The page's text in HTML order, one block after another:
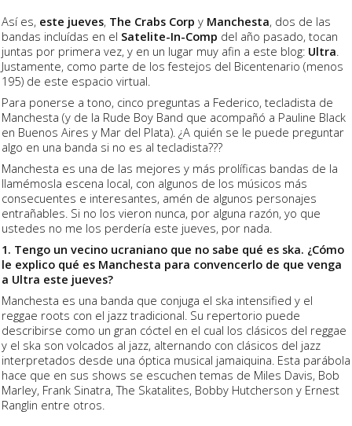
Así es, este jueves, The Crabs Corp y Manchesta, dos de las
bandas incluídas en el Satelite-In-Comp del año pasado, tocan
juntas por primera vez, y en un lugar muy afin a este blog: Ultra
Justamente, como parte de los festejos del Bicentenario (menos
195) de este espacio virtual.
Para ponerse a tono, cinco preguntas a Federico, tecladista de
Manchesta (y de la Rude Boy Band que acompañó a Pauline Black
en Buenos Aires y Mar del Plata). ¿A quién se le puede preguntar
algo en una banda si no es al tecladista???
Manchesta es una de las mejores y más prolíficas bandas de la
llamémosla escena local, con algunos de los músicos más
consecuentes e interesantes, amén de algunos personajes
entrañables. Si no los vieron nunca, por alguna razón, yo que
ustedes no me los perdería este jueves, por nada.
1. Tengo un vecino ucraniano que no sabe qué es ska. ¿Cómo
le explico qué es Manchesta para convencerlo de que venga
a Ultra este jueves?
Manchesta es una banda que conjuga el ska intensified y el
reggae roots con el jazz tradicional. Su repertorio puede
describirse como un gran cóctel en el cual los clásicos del reggae
y el ska son volcados al jazz, alternando con clásicos del jazz
interpretados desde una óptica musical jamaiquina. Esta parábola
hace que en sus shows se escuchen temas de Miles Davis, Bob
Marley, Frank Sinatra, The Skatalites, Bobby Hutcherson y Ernest
Ranglin entre otros.